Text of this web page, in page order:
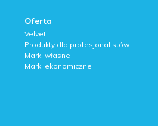
Oferta
Velvet
Produkty dla profesjonalistów
Marki własne
Marki ekonomiczne